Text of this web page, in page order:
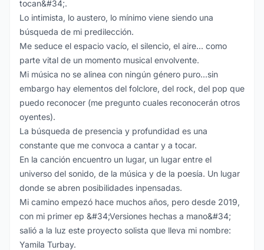
tocan&#34;.
Lo intimista, lo austero, lo mínimo viene siendo una
búsqueda de mi predilección.
Me seduce el espacio vacío, el silencio, el aire... como
parte vital de un momento musical envolvente.
Mi música no se alinea con ningún género puro...sin
embargo hay elementos del folclore, del rock, del pop que
puedo reconocer (me pregunto cuales reconocerán otros
oyentes).
La búsqueda de presencia y profundidad es una
constante que me convoca a cantar y a tocar.
En la canción encuentro un lugar, un lugar entre el
universo del sonido, de la música y de la poesía. Un lugar
donde se abren posibilidades inpensadas.
Mi camino empezó hace muchos años, pero desde 2019,
con mi primer ep &#34;Versiones hechas a mano&#34;
salió a la luz este proyecto solista que lleva mi nombre:
Yamila Turbay.